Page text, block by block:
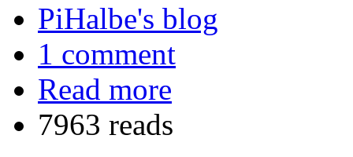
PiHalbe's blog
1 comment
Read more
7963 reads